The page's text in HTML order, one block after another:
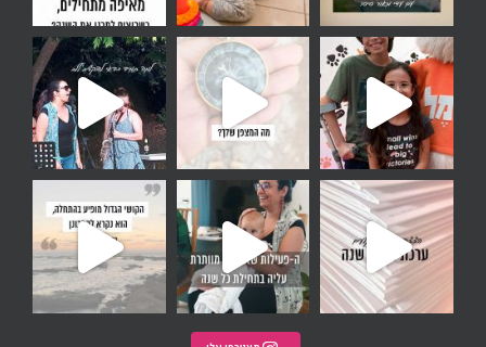
פנימי שקיים בתו
חלום להיות חלק מהרכב. לא הייתי חלק מחבו
ונשאלת השאלה, איך את בוחרת להתחיל א